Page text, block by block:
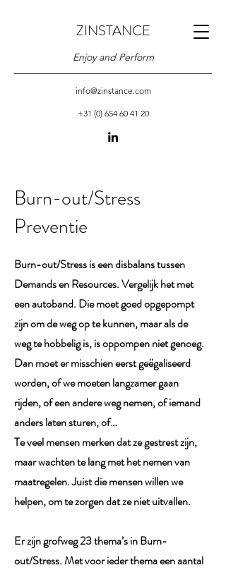
ZINSTANCE
Enjoy and Perform
info@zinstance.com
+31 (0) 654 60 41 20
Burn-out/Stress
Preventie
Burn-out/Stress is een disbalans tussen
Demands en Resources. Vergelijk het met
een autoband. Die moet goed opgepompt
zijn om de weg op te kunnen, maar als de
weg te hobbelig is, is oppompen niet genoeg.
Dan moet er misschien eerst geëgaliseerd
worden, of we moeten langzamer gaan
rijden, of een andere weg nemen, of iemand
anders laten sturen, of…
Te veel mensen merken dat ze gestrest zijn,
maar wachten te lang met het nemen van
maatregelen. Juist die mensen willen we
helpen, om te zorgen dat ze niet uitvallen.
Er zijn grofweg 23 thema’s in Burn-
out/Stress. Met voor ieder thema een aantal